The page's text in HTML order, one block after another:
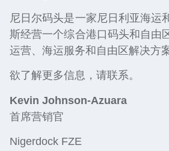
尼日尔码头是一家尼日利亚海运
斯经营一个综合港口码头和自由
运营、海运服务和自由区解决方案
欲了解更多信息，请联系。
Kevin Johnson-Azuara
首席营销官
Nigerdock FZE